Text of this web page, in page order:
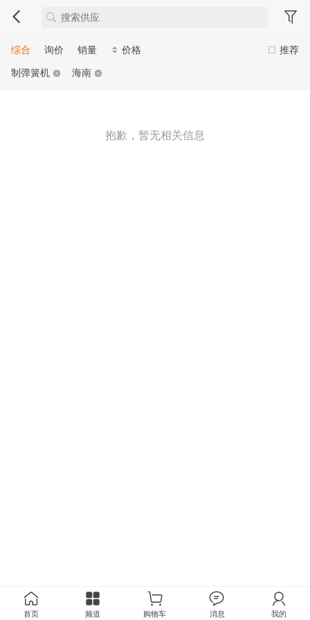
推荐
综合 询价 销量
价格
制弹簧机
海南
抱歉，暂无相关信息
首页 频道 购物车 消息 我的